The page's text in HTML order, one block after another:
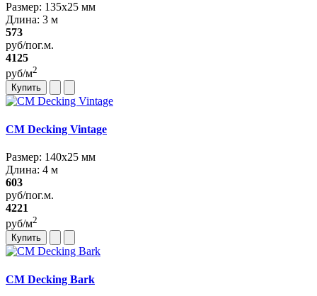
Размер: 135х25 мм
Длина: 3 м
573
руб/пог.м.
4125
руб/м2
Купить
CM Decking Vintage
Размер: 140х25 мм
Длина: 4 м
603
руб/пог.м.
4221
руб/м2
Купить
CM Decking Bark